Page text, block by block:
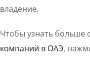
владение.
Чтобы узнать больше
компаний в ОАЭ,